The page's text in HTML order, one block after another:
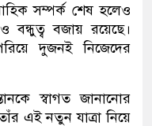
সম্পর্ক শেষ হলেও
বন্ধুত্ব বজায় রয়েছে।
দুজনই নিজেদের
স্বাগত জানানোর
তাঁর এই নতুন যাত্রা নিয়ে